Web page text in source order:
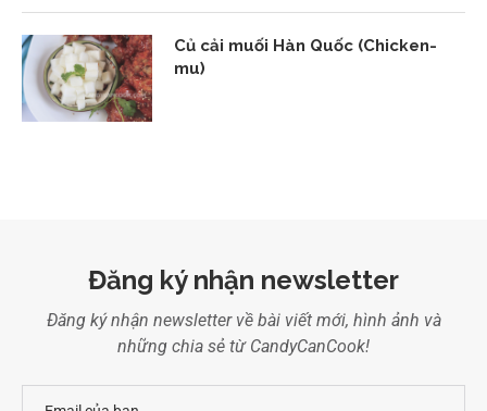
Củ cải muối Hàn Quốc (Chicken-
mu)
Đăng ký nhận newsletter
Đăng ký nhận newsletter về bài viết mới, hình ảnh và
những chia sẻ từ CandyCanCook!